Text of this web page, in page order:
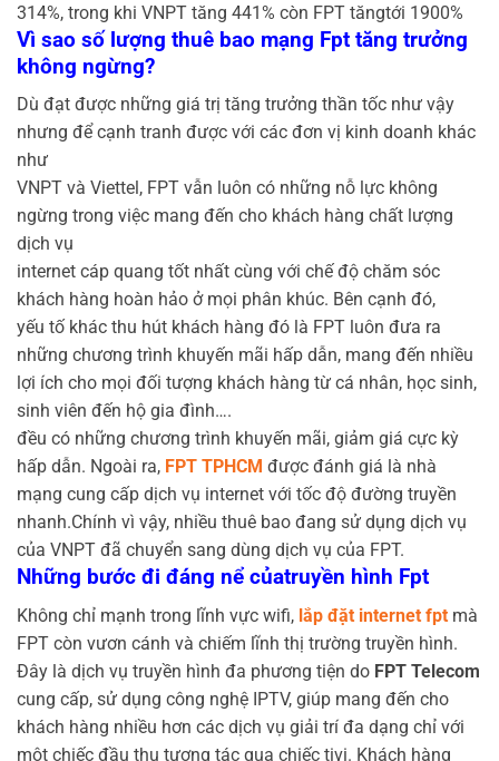
314%, trong khi VNPT tăng 441% còn FPT tăngtới 1900%
Vì sao số lượng thuê bao mạng Fpt tăng trưởng
không ngừng?
Dù đạt được những giá trị tăng trưởng thần tốc như vậy
nhưng để cạnh tranh được với các đơn vị kinh doanh khác
như
VNPT và Viettel, FPT vẫn luôn có những nỗ lực không
ngừng trong việc mang đến cho khách hàng chất lượng
dịch vụ
internet cáp quang tốt nhất cùng với chế độ chăm sóc
khách hàng hoàn hảo ở mọi phân khúc. Bên cạnh đó,
yếu tố khác thu hút khách hàng đó là FPT luôn đưa ra
những chương trình khuyến mãi hấp dẫn, mang đến nhiều
lợi ích cho mọi đối tượng khách hàng từ cá nhân, học sinh,
sinh viên đến hộ gia đình….
đều có những chương trình khuyến mãi, giảm giá cực kỳ
hấp dẫn. Ngoài ra, FPT TPHCM được đánh giá là nhà
mạng cung cấp dịch vụ internet với tốc độ đường truyền
nhanh.Chính vì vậy, nhiều thuê bao đang sử dụng dịch vụ
của VNPT đã chuyển sang dùng dịch vụ của FPT.
Những bước đi đáng nể củatruyền hình Fpt
Không chỉ mạnh trong lĩnh vực wifi, lắp đặt internet fpt mà
FPT còn vươn cánh và chiếm lĩnh thị trường truyền hình.
Đây là dịch vụ truyền hình đa phương tiện do FPT Telecom
cung cấp, sử dụng công nghệ IPTV, giúp mang đến cho
khách hàng nhiều hơn các dịch vụ giải trí đa dạng chỉ với
một chiếc đầu thu tương tác qua chiếc tivi. Khách hàng